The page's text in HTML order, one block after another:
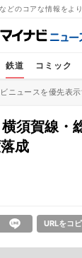
どのコアな情報をよ
鉄道 コミック
ニュースを優先表
須賀線・
成
URLをコ